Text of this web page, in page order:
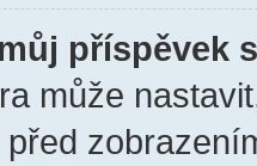
příspěvek
může